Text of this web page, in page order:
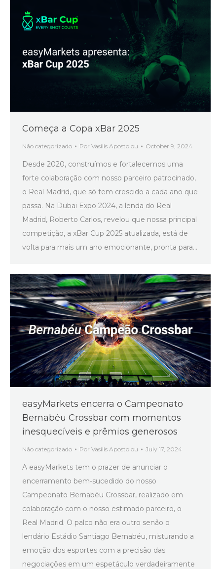
Começa a Copa xBar 2025
Não categorizado Por Vasilis Apostolou October 9, 2024
Desde 2020, construímos e fortalecemos uma
forte colaboração com nosso parceiro patrocinado,
o Real Madrid, que só tem crescido a cada ano que
passa. Na Dubai Expo 2024, a lenda do Real
Madrid, Roberto Carlos, revelou que nossa principal
competição, a xBar Cup 2025 atualizada, está de
volta para mais um ano emocionante, pronta para…
easyMarkets encerra o Campeonato
Bernabéu Crossbar com momentos
inesquecíveis e prêmios generosos
Não categorizado Por Vasilis Apostolou July 17, 2024
A easyMarkets tem o prazer de anunciar o
encerramento bem-sucedido do nosso
Campeonato Bernabéu Crossbar, realizado em
colaboração com o nosso estimado parceiro, o
Real Madrid. O palco não era outro senão o
lendário Estádio Santiago Bernabéu, misturando a
emoção dos esportes com a precisão das
negociações em um espetáculo verdadeiramente